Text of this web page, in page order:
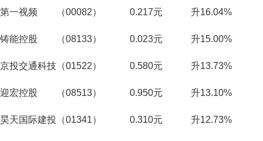
第一视频 （00082） 0.217元 升16.04%
铸能控股 （08133） 0.023元 升15.00%
京投交通科技（01522） 0.580元 升13.73%
迎宏控股 （08513） 0.950元 升13.10%
昊天国际建投（01341） 0.310元 升12.73%